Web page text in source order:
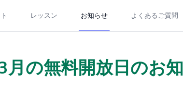
レッスン お知らせ よくあるご質問
月の無料開放日のお